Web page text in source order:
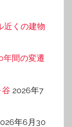
近くの建物
年間の変遷
2026年7
年6月30